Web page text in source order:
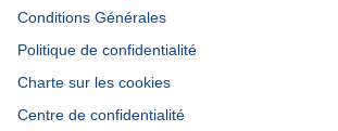
Conditions Générales
Politique de confidentialité
Charte sur les cookies
Centre de confidentialité